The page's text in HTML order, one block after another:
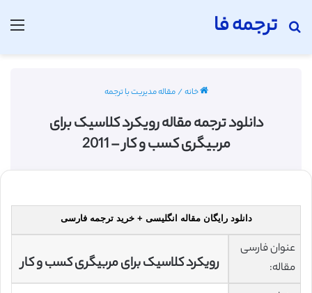
ترجمه فا
جستجو برای
خانه/مقاله مدیریت با ترجمه
دانلود ترجمه مقاله رویکرد کلاسیک برای
مربیگری کسب و کار – 2011
دانلود رایگان مقاله انگلیسی + خرید ترجمه فارسی
عنوان فارسی
مقاله:
رویکرد کلاسیک برای مربیگری کسب و کار